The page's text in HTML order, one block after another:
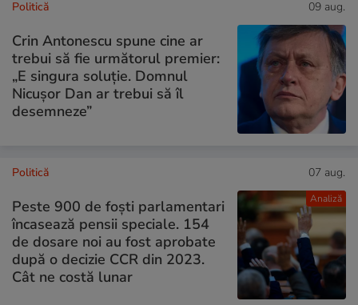
Politică 09 aug.
Crin Antonescu spune cine ar
trebui să fie următorul premier:
„E singura soluție. Domnul
Nicușor Dan ar trebui să îl
desemneze”
Analiză
Politică 07 aug.
Peste 900 de foști parlamentari
încasează pensii speciale. 154
de dosare noi au fost aprobate
după o decizie CCR din 2023.
Cât ne costă lunar